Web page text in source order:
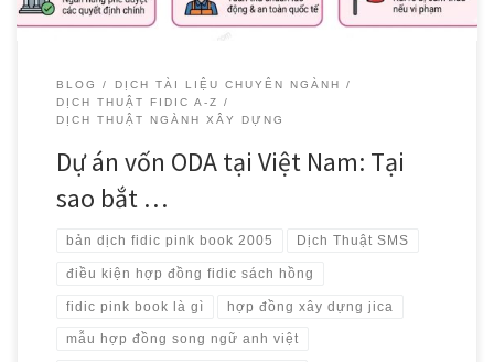
BLOG
DỊCH TÀI LIỆU CHUYÊN NGÀNH
DỊCH THUẬT FIDIC A-Z
DỊCH THUẬT NGÀNH XÂY DỰNG
Dự án vốn ODA tại Việt Nam: Tại
sao bắt …
bản dịch fidic pink book 2005 Dịch Thuật SMS
điều kiện hợp đồng fidic sách hồng
fidic pink book là gì hợp đồng xây dựng jica
mẫu hợp đồng song ngữ anh việt